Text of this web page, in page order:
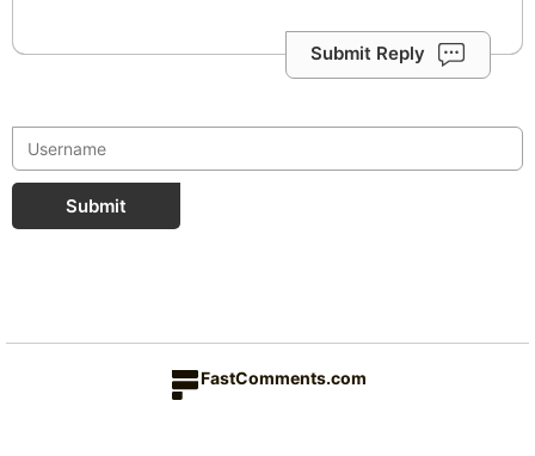
Submit Reply
Submit
FastComments.com